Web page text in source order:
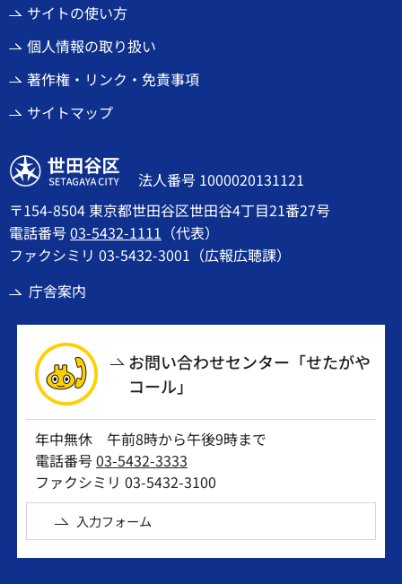
サイトの使い方
個人情報の取り扱い
著作権・リンク・免責事項
サイトマップ
世田谷区
法人番号 1000020131121
〒154-8504 東京都世田谷区世田谷4丁目21番27号
電話番号03-5432-1111 （代表）
ファクシミリ 03-5432-3001（広報広聴課）
庁舎案内
お問い合わせセンター「せたがや
コール」
年中無休 午前8時から午後9時まで
電話番号03-5432-3333
ファクシミリ 03-5432-3100
入力フォーム